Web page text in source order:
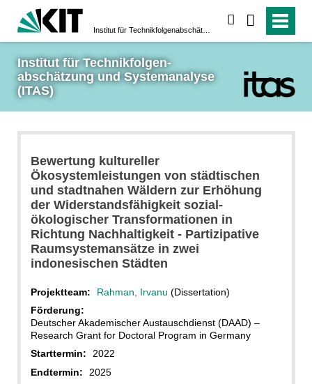
Institut für Technikfolgen­
abschätzung und System­analyse
(ITAS)
Bewertung kultureller
Ökosystemleistungen von städtischen
und stadtnahen Wäldern zur Erhöhung
der Widerstandsfähigkeit sozial-
ökologischer Transformationen in
Richtung Nachhaltigkeit - Partizipative
Raumsystemansätze in zwei
indonesischen Städten
Projektteam: Rahman, Irvanu (Dissertation)
Förderung:
Deutscher Akademischer Austauschdienst (DAAD) –
Research Grant for Doctoral Program in Germany
Starttermin:
2022
Endtermin:
2025